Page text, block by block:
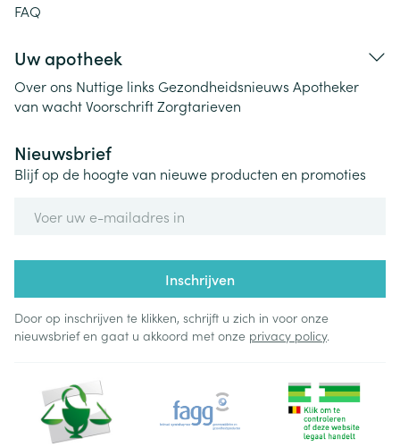
FAQ
Uw apotheek
Over ons Nuttige links Gezondheidsnieuws Apotheker
van wachtVoorschriftZorgtarieven
Nieuwsbrief
Blijf op de hoogte van nieuwe producten en promoties
Inschrijven
Door op inschrijven te klikken, schrijft u zich in voor onze
nieuwsbrief en gaat u akkoord met onze privacy policy.